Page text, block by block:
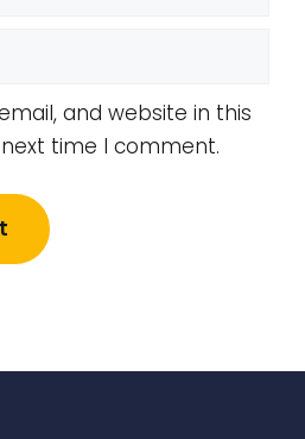
and website in this
time I comment.